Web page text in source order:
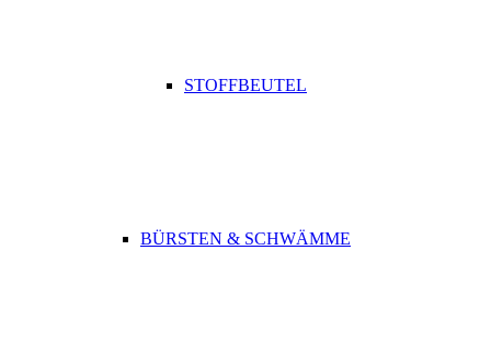
STOFFBEUTEL
BÜRSTEN & SCHWÄMME